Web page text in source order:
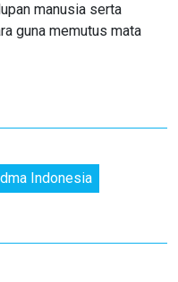
manusia serta
guna memutus mata
Indonesia